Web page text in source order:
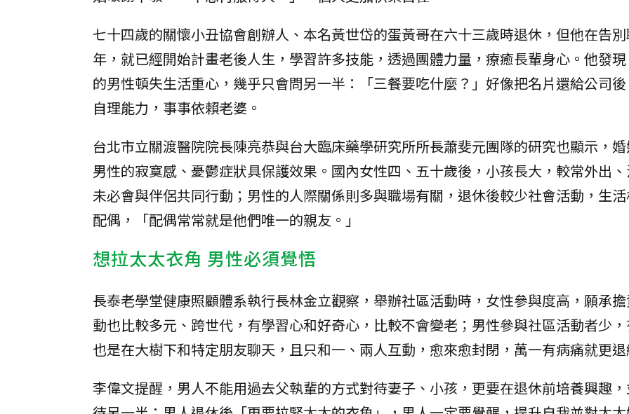
七十四歲的關懷小丑協會創辦人、本名黃世岱的蛋黃哥在六十三歲時退休，但他在告
年，就已經開始計畫老後人生，學習許多技能，透過團體力量，療癒長輩身心。他發
的男性頓失生活重心，幾乎只會問另一半：「三餐要吃什麼？」好像把名片還給公司
自理能力，事事依賴老婆。
台北市立關渡醫院院長陳亮恭與台大臨床藥學研究所所長蕭斐元團隊的研究也顯示，
男性的寂寞感、憂鬱症狀具保護效果。國內女性四、五十歲後，小孩長大，較常外出
未必會與伴侶共同行動；男性的人際關係則多與職場有關，退休後較少社會活動，生
配偶，「配偶常常就是他們唯一的親友。」
想拉太太衣角 男性必須覺悟
長泰老學堂健康照顧體系執行長林金立觀察，舉辦社區活動時，女性參與度高，願承
動也比較多元、跨世代，有學習心和好奇心，比較不會變老；男性參與社區活動者少
也是在大樹下和特定朋友聊天，且只和一、兩人互動，愈來愈封閉，萬一有病痛就更
李偉文提醒，男人不能用過去父執輩的方式對待妻子、小孩，更要在退休前培養興趣